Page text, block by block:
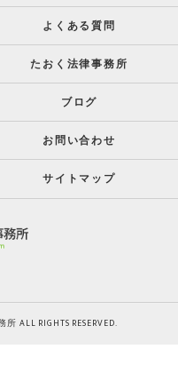
よくある質問
たおく法律事務所
ブログ
お問い合わせ
サイトマップ
ALL RIGHTS RESERVED.